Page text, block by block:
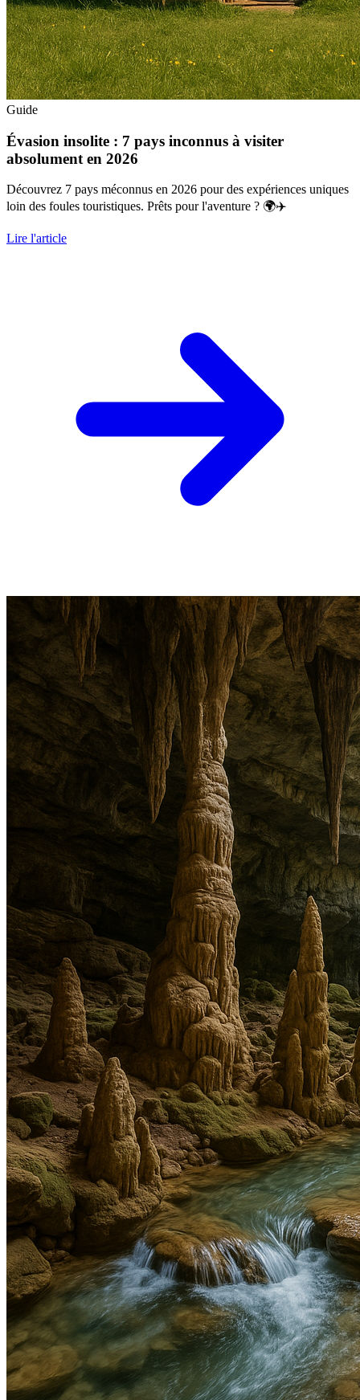
Guide
Évasion insolite : 7 pays inconnus à visiter
absolument en 2026
Découvrez 7 pays méconnus en 2026 pour des expériences uniques
loin des foules touristiques. Prêts pour l'aventure ? 🌍✈️
Lire l'article